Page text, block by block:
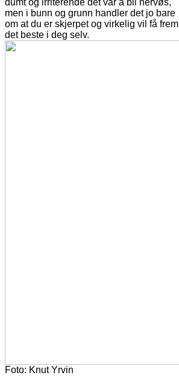
dumt og irriterende det var å bli nervøs,
men i bunn og grunn handler det jo bare
om at du er skjerpet og virkelig vil få frem
det beste i deg selv.
Foto: Knut Yrvin